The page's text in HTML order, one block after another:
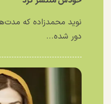
نوید محمدزاده که
دور شده...